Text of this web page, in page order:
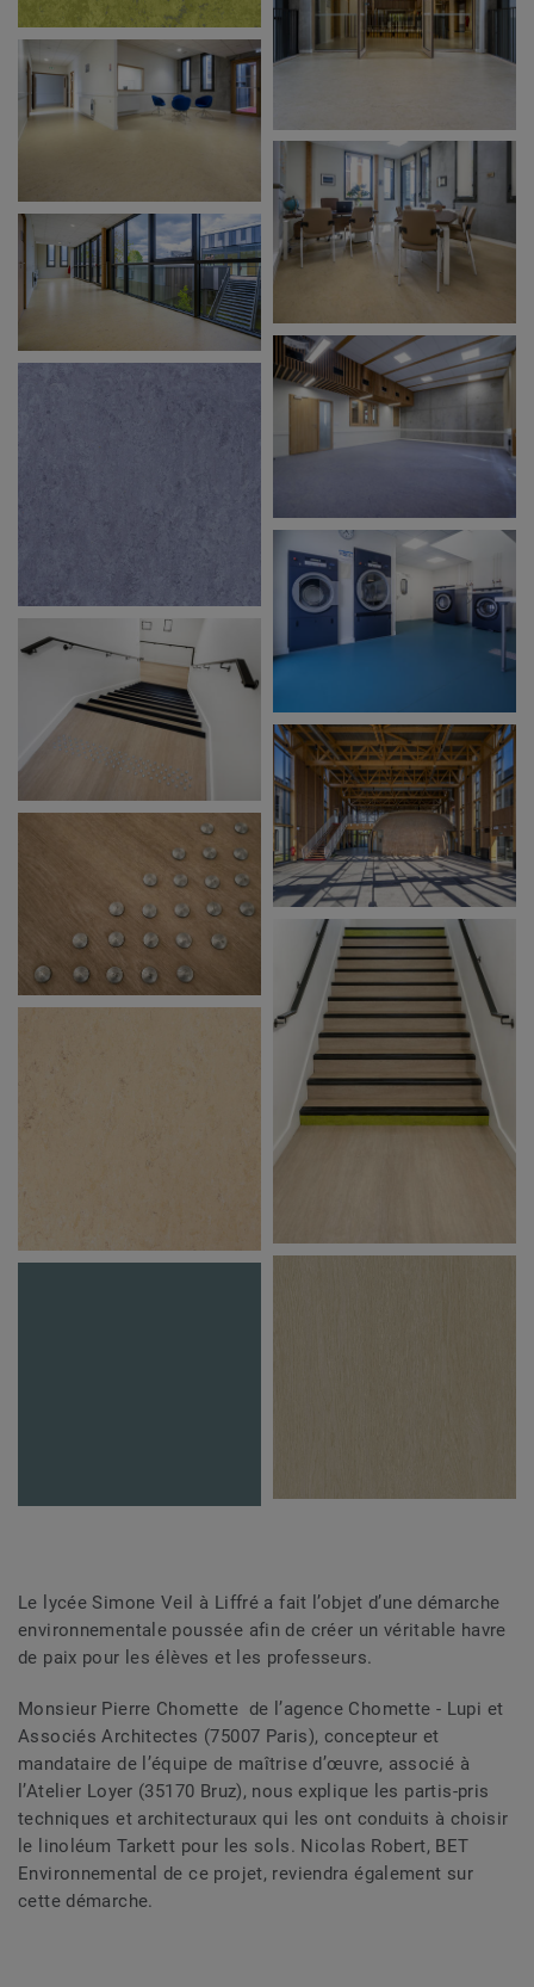
Le lycée Simone Veil à Liffré a fait l’objet d’une démarche
environnementale poussée afin de créer un véritable havre
de paix pour les élèves et les professeurs.
Monsieur Pierre Chomette de l’agence Chomette - Lupi et
Associés Architectes (75007 Paris), concepteur et
mandataire de l’équipe de maîtrise d’œuvre, associé à
l’Atelier Loyer (35170 Bruz), nous explique les partis-pris
techniques et architecturaux qui les ont conduits à choisir
le linoléum Tarkett pour les sols. Nicolas Robert, BET
Environnemental de ce projet, reviendra également sur
cette démarche.